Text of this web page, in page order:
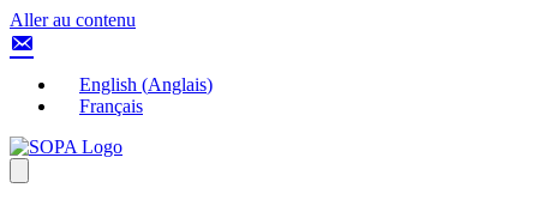
Aller au contenu
English (Anglais)
Français